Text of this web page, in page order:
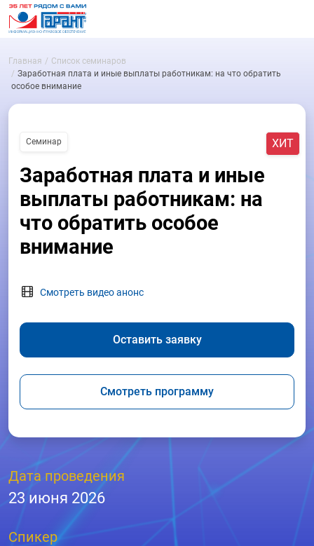
Главная
Список семинаров
Заработная плата и иные выплаты работникам: на что обратить
особое внимание
Семинар ХИТ
Заработная плата и иные
выплаты работникам: на
что обратить особое
внимание
Смотреть видео анонс
Оставить заявку
Смотреть программу
Дата проведения
23 июня 2026
Спикер